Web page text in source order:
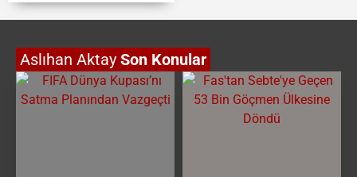
Aslıhan Aktay Son Konular